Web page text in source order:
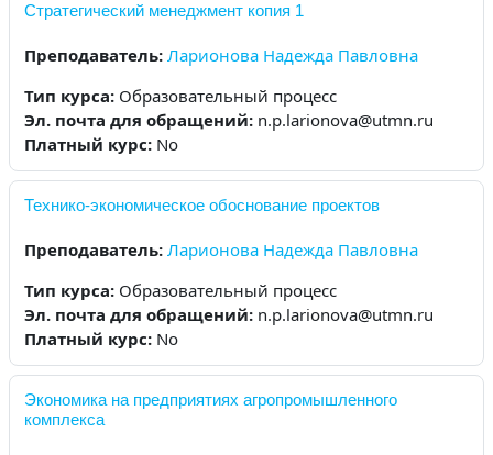
Стратегический менеджмент копия 1
Преподаватель: Ларионова Надежда Павловна
Тип курса: Образовательный процесс
Эл. почта для обращений: n.p.larionova@utmn.ru
Платный курс: No
Технико-экономическое обоснование проектов
Преподаватель: Ларионова Надежда Павловна
Тип курса: Образовательный процесс
Эл. почта для обращений: n.p.larionova@utmn.ru
Платный курс: No
Экономика на предприятиях агропромышленного
комплекса